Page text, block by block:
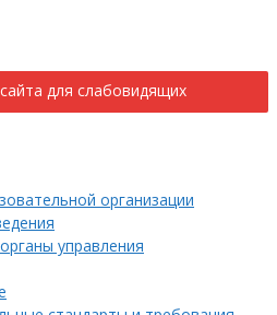
для слабовидящих
организации
управления